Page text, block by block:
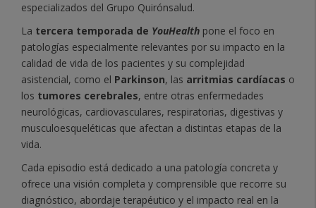
especializados del Grupo Quirónsalud.
La tercera temporada de YouHealth pone el foco en
patologías especialmente relevantes por su impacto en la
calidad de vida de los pacientes y su complejidad
asistencial, como el Parkinson, las arritmias cardíacas o
los tumores cerebrales, entre otras enfermedades
neurológicas, cardiovasculares, respiratorias, digestivas y
musculoesqueléticas que afectan a distintas etapas de la
vida.
Cada episodio está dedicado a una patología concreta y
ofrece una visión completa y comprensible que recorre su
diagnóstico, abordaje terapéutico y el impacto real en la